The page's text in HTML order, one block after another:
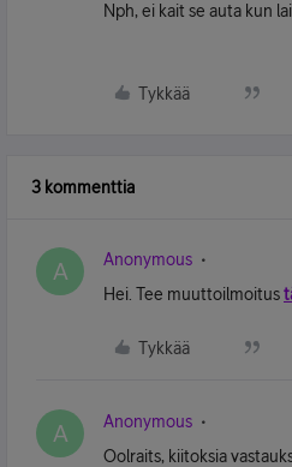
Nph, ei kait se auta kun
Tykkää
3 kommenttia
A Anonymous
Hei. Tee muuttoilmoitus
Tykkää
A Anonymous
Oolraits, kiitoksia